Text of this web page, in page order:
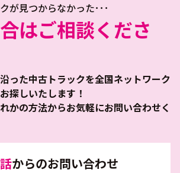
が見つからなかった･･･
はご相談くださ
った中古トラックを全国ネットワーク
探しいたします！
かの方法からお気軽にお問い合わせく
からのお問い合わせ